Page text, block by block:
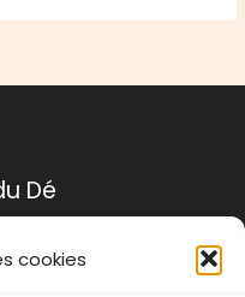
cookies
Dé